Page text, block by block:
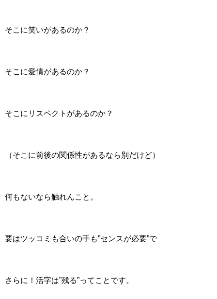
そこに笑いがあるのか？
そこに愛情があるのか？
そこにリスペクトがあるのか？
（そこに前後の関係性があるなら別だけど）
何もないなら触れんこと。
要はツッコミも合いの手も”センスが必要”で
さらに！活字は”残る”ってことです。